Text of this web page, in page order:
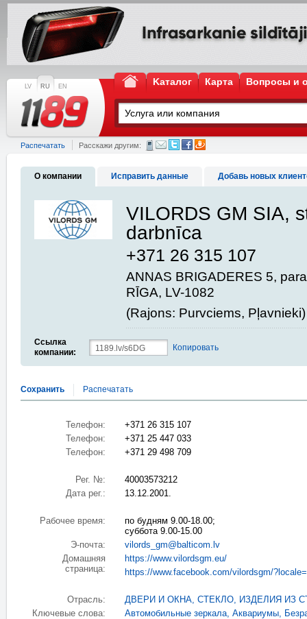
LV RU EN Kаталог Карта Вопросы и
Распечатать Расскажи другим:
О компании Исправить данные Добавь новых
VILORDS GM SIA,
darbnīca
+371 26 315 107
ANNAS BRIGADERES 5,
RĪGA, LV-1082
(Rajons: Purvciems, Pļavnieki)
Ссылка
компании:
Копировать
Сохранить Распечатать
Телефон:
+371 26 315 107
Телефон:
+371 25 447 033
Телефон:
+371 29 498 709
Рег. №:
40003573212
Дата рег.:
13.12.2001.
Рабочее время:
по будням 9.00-18.00;
суббота 9.00-15.00
Э-почта:
vilords_gm@balticom.lv
Домашняя
страница:
https://www.vilordsgm.eu/
https://www.facebook.com/vilordsgm/
Отрасль: ДВЕРИ И ОКНА, СТЕКЛО, ИЗДЕЛИЯ ИЗ
Ключевые слова:
Автомобильные зеркала, Аквариумы,